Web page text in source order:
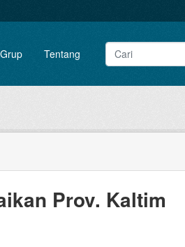
Grup Tentang
Prov. Kaltim